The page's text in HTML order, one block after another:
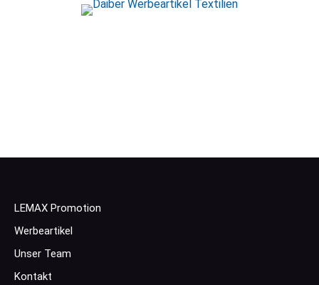
LEMAX Promotion
Werbeartikel
Unser Team
Kontakt